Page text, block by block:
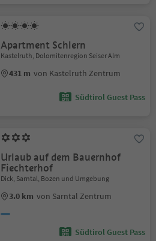
Apartment Schlern
Kastelruth, Dolomitenregion Seiser Alm
431 m von Kastelruth Zentrum
Südtirol Guest Pass
Urlaub auf dem Bauernhof
Fiechterhof
Dick, Sarntal, Bozen und Umgebung
3.0 km von Sarntal Zentrum
Südtirol Guest Pass